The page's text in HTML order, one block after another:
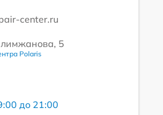
center.ru
5
Polaris
до 21:00